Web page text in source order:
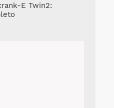
E Twin2: